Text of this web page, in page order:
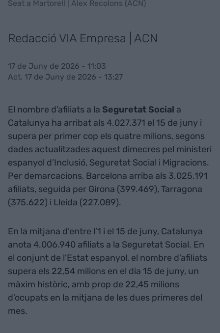
Seat a Martorell | Àlex Recolons (ACN)
Redacció VIA Empresa | ACN
17 de Juny de 2026 - 11:03
Act. 17 de Juny de 2026 - 13:27
El nombre d’afiliats a la Seguretat Social a
Catalunya ha arribat als 4.027.371 el 15 de juny i
supera per primer cop els quatre milions, segons
dades actualitzades aquest dimecres pel ministeri
espanyol d’Inclusió, Seguretat Social i Migracions.
Per demarcacions, Barcelona arriba als 3.025.191
afiliats, seguida per Girona (399.469), Tarragona
(375.622) i Lleida (227.089).
En la mitjana d’entre l’1 i el 15 de juny, Catalunya
anota 4.006.940 afiliats a la Seguretat Social. En
el conjunt de l’Estat espanyol, el nombre d’afiliats
supera els 22,54 milions en el dia 15 de juny, un
màxim històric, amb prop de 22,45 milions
d’ocupats en la mitjana de les dues primeres del
mes.